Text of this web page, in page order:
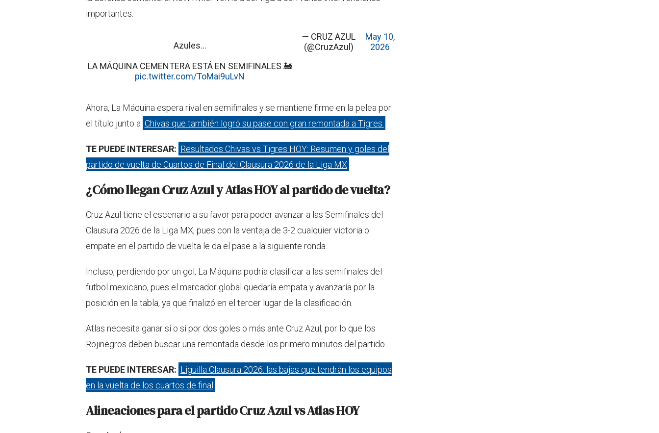
importantes.
Azules…
LA MÁQUINA CEMENTERA ESTÁ EN SEMIFINALES 🚂
pic.twitter.com/ToMai9uLvN
— CRUZ AZUL
(@CruzAzul)
May 10,
2026
Ahora, La Máquina espera rival en semifinales y se mantiene firme en la pelea por
el título junto a Chivas que también logró su pase con gran remontada a Tigres.
TE PUEDE INTERESAR: Resultados Chivas vs Tigres HOY: Resumen y goles del
partido de vuelta de Cuartos de Final del Clausura 2026 de la Liga MX
¿Cómo llegan Cruz Azul y Atlas HOY al partido de vuelta?
Cruz Azul tiene el escenario a su favor para poder avanzar a las Semifinales del
Clausura 2026 de la Liga MX, pues con la ventaja de 3-2 cualquier victoria o
empate en el partido de vuelta le da el pase a la siguiente ronda.
Incluso, perdiendo por un gol, La Máquina podría clasificar a las semifinales del
futbol mexicano, pues el marcador global quedaría empata y avanzaría por la
posición en la tabla, ya que finalizó en el tercer lugar de la clasificación.
Atlas necesita ganar sí o sí por dos goles o más ante Cruz Azul, por lo que los
Rojinegros deben buscar una remontada desde los primero minutos del partido.
TE PUEDE INTERESAR: Liguilla Clausura 2026: las bajas que tendrán los equipos
en la vuelta de los cuartos de final
Alineaciones para el partido Cruz Azul vs Atlas HOY